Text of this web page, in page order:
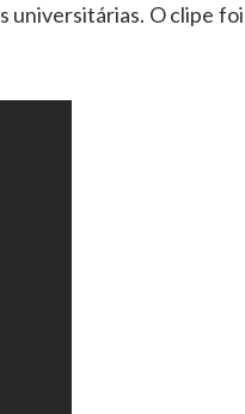
universitárias. O clipe foi